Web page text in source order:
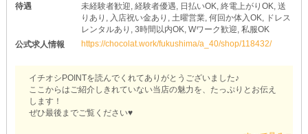
待遇
未経験者歓迎, 経験者優遇, 日払いOK, 終電上がりOK, 送
りあり, 入店祝い金あり, 土曜営業, 何回か体入OK, ドレス
レンタルあり, 3時間以内OK, Wワーク歓迎, 私服OK
公式求人情報
https://chocolat.work/fukushima/a_40/shop/118432/
イチオシPOINTを読んでくれてありがとうございました♪
ここからはご紹介しきれていない当店の魅力を、たっぷりとお伝え
します！
ぜひ最後までご覧ください♥